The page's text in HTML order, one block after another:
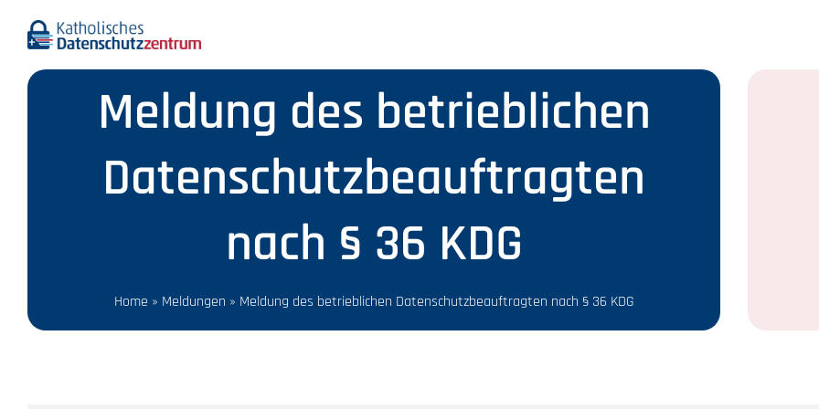
Aktuelles
Infothek
Meldung des betrieblichen
Datenschutzbeauftragten
nach § 36 KDG
Home » Meldungen » Meldung des betrieblichen Datenschutzbeauftragten nach § 36 KDG